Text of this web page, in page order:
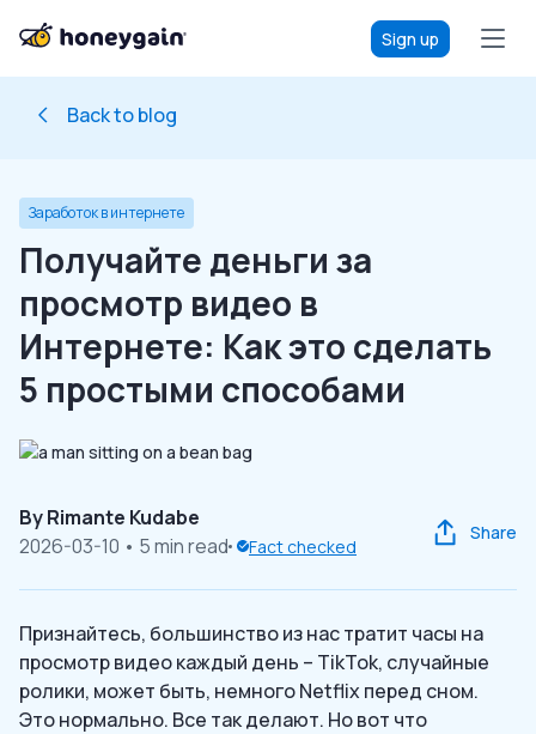
Sign up
Back to blog
Заработок в интернете
Получайте деньги за
просмотр видео в
Интернете: Как это сделать
5 простыми способами
ByRimante Kudabe
2026-03-10 • 5 min read Fact checked
Share
Признайтесь, большинство из нас тратит часы на
просмотр видео каждый день – TikTok, случайные
ролики, может быть, немного Netflix перед сном.
Это нормально. Все так делают. Но вот что